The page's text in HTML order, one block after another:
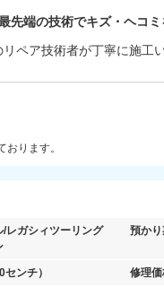
先端の技術でキズ・ヘコ
ペア技術者が丁寧に施工
ります。
/レガシィツーリング
預かり
センチ） 修理価